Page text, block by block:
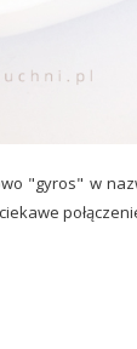
"gyros" w